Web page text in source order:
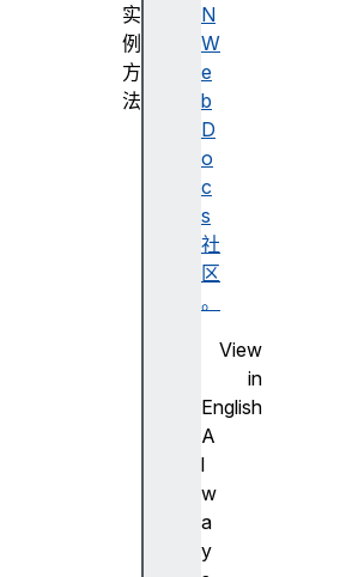
N
W
e
b
D
o
c
s
社
区
。
View
in
English
A
l
w
a
y
实
例
方
法